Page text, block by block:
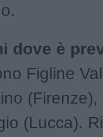
dove è
Figline
(Firenze),
(Lucca).